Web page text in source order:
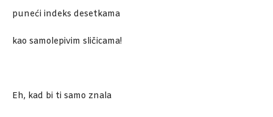
puneći indeks desetkama
kao samolepivim sličicama!
Eh, kad bi ti samo znala